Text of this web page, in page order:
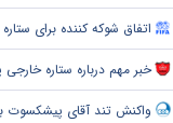
اتفاق شوکه کننده برای
خبر مهم درباره ستاره خارجی
واکنش تند آقای پیشکسوت به